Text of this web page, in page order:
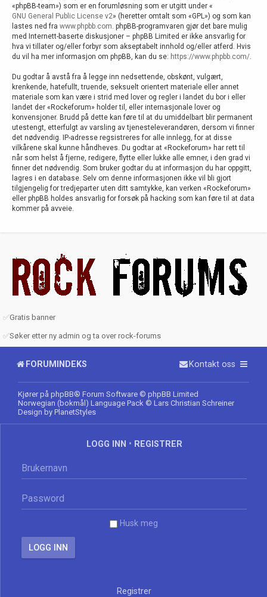
«phpBB-team») som er en forumløsning som er utgitt under «
GNU General Public License v2» (heretter omtalt som «GPL») og som kan
lastes ned fra www.phpbb.com. phpBB-programvaren gjør det bare mulig
med Internett-baserte diskusjoner – phpBB Limited er ikke ansvarlig for
hva vi tillater og/eller forbyr som akseptabelt innhold og/eller atferd. Hvis
du vil ha mer informasjon om phpBB, kan du se: https://www.phpbb.com/.
Du godtar å avstå fra å legge inn nedsettende, obskønt, vulgært,
krenkende, hatefullt, truende, seksuelt orientert materiale eller annet
materiale som kan være i strid med lover og regler i landet du bor i eller
landet der «Rockeforum» holder til, eller internasjonale lover og
konvensjoner. Brudd på dette kan føre til at du umiddelbart blir permanent
utestengt, etterfulgt av varsling av tjenesteleverandøren, dersom vi finner
det nødvendig. IP-adresse regsistreres for alle innlegg, for at disse
vilkårene skal kunne håndheves. Du godtar at «Rockeforum» har rett til
når som helst å fjerne, redigere, flytte eller lukke alle emner, i den grad vi
finner det nødvendig. Som bruker godtar du at informasjon du har oppgitt,
lagres i en database. Selv om denne informasjonen ikke vil bli gjort
tilgjengelig for tredjeparter uten ditt samtykke, kan verken «Rockeforum»
eller phpBB holdes ansvarlig for forsøk på hacking som kan føre til at data
kommer på avveie.
✅Gratis banner
✅Søker etter ny admin og ta over rock-forums
FORUMINDEKS Kontakt oss
Kjører på phpBB® Forum Software © phpBB Limited
Norwegian (bokmål) Language Pack © Lars Christian Schreiner
Design by PlanetStyles
LOGG INN • REGISTRER
Husk meg
Registrer